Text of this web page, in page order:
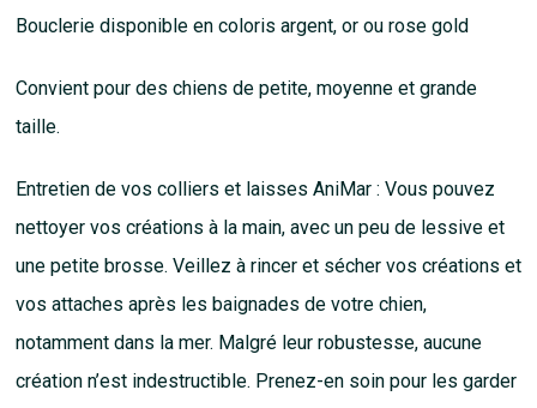
Bouclerie disponible en coloris argent, or ou rose gold
Convient pour des chiens de petite, moyenne et grande
taille.
Entretien de vos colliers et laisses AniMar : Vous pouvez
nettoyer vos créations à la main, avec un peu de lessive et
une petite brosse. Veillez à rincer et sécher vos créations et
vos attaches après les baignades de votre chien,
notamment dans la mer. Malgré leur robustesse, aucune
création n’est indestructible. Prenez-en soin pour les garder